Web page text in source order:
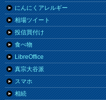
にんにくアレルギー
相場ツイート
投信買付け
食べ物
LibreOffice
真宗大谷派
スマホ
相続